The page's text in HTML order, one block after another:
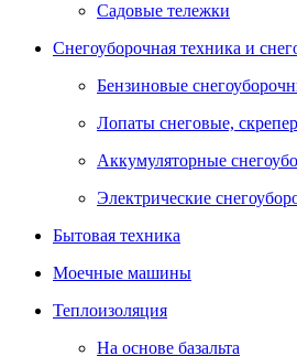
Садовые тележки
Снегоуборочная техника и
Бензиновые
Лопаты снеговые,
Аккумуляторные
Электрические
Бытовая техника
Моечные машины
Теплоизоляция
На основе базальта